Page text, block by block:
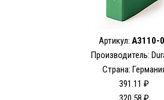
Артикул: A3110-
Производитель:
Страна:
391.11 ₽